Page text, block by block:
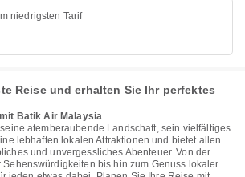
niedrigsten Tarif
Reise und erhalten Sie Ihr perfektes
Batik Air Malaysia
atemberaubende Landschaft, sein vielfältiges
lebhaften lokalen Attraktionen und bietet allen
und unvergessliches Abenteuer. Von der
Sehenswürdigkeiten bis hin zum Genuss lokaler